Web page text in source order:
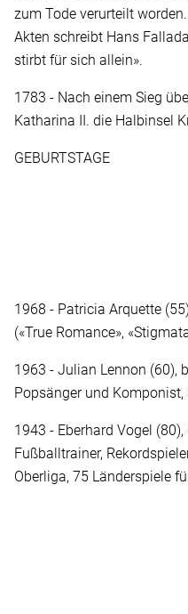
zum Tode verurteilt
Akten schreibt Hans
stirbt für sich allein».
1783 - Nach einem Sieg
Katharina II. die Halbinsel
GEBURTSTAGE
1968 - Patricia Arquette
(«True Romance»,
1963 - Julian Lennon (60),
Popsänger und
1943 - Eberhard Vogel
Fußballtrainer,
Oberliga, 75 Länderspiele